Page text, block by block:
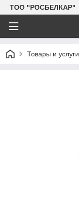
TOO "РОСБЕЛКАР"
Товары и услуги